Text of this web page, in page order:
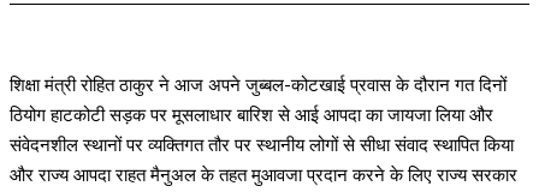
शिक्षा मंत्री रोहित ठाकुर ने आज अपने जुब्बल-कोटखाई प्रवास के दौरान गत दिनों
ठियोग हाटकोटी सड़क पर मूसलाधार बारिश से आई आपदा का जायजा लिया और
संवेदनशील स्थानों पर व्यक्तिगत तौर पर स्थानीय लोगों से सीधा संवाद स्थापित किया
और राज्य आपदा राहत मैनुअल के तहत मुआवजा प्रदान करने के लिए राज्य सरकार